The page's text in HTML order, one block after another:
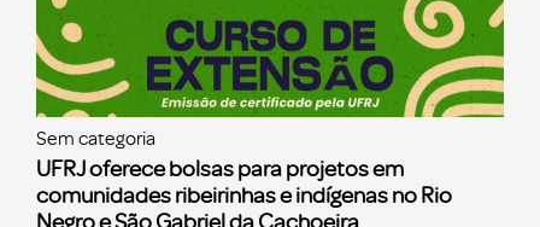
Sem categoria
UFRJ oferece bolsas para projetos em
comunidades ribeirinhas e indígenas no Rio